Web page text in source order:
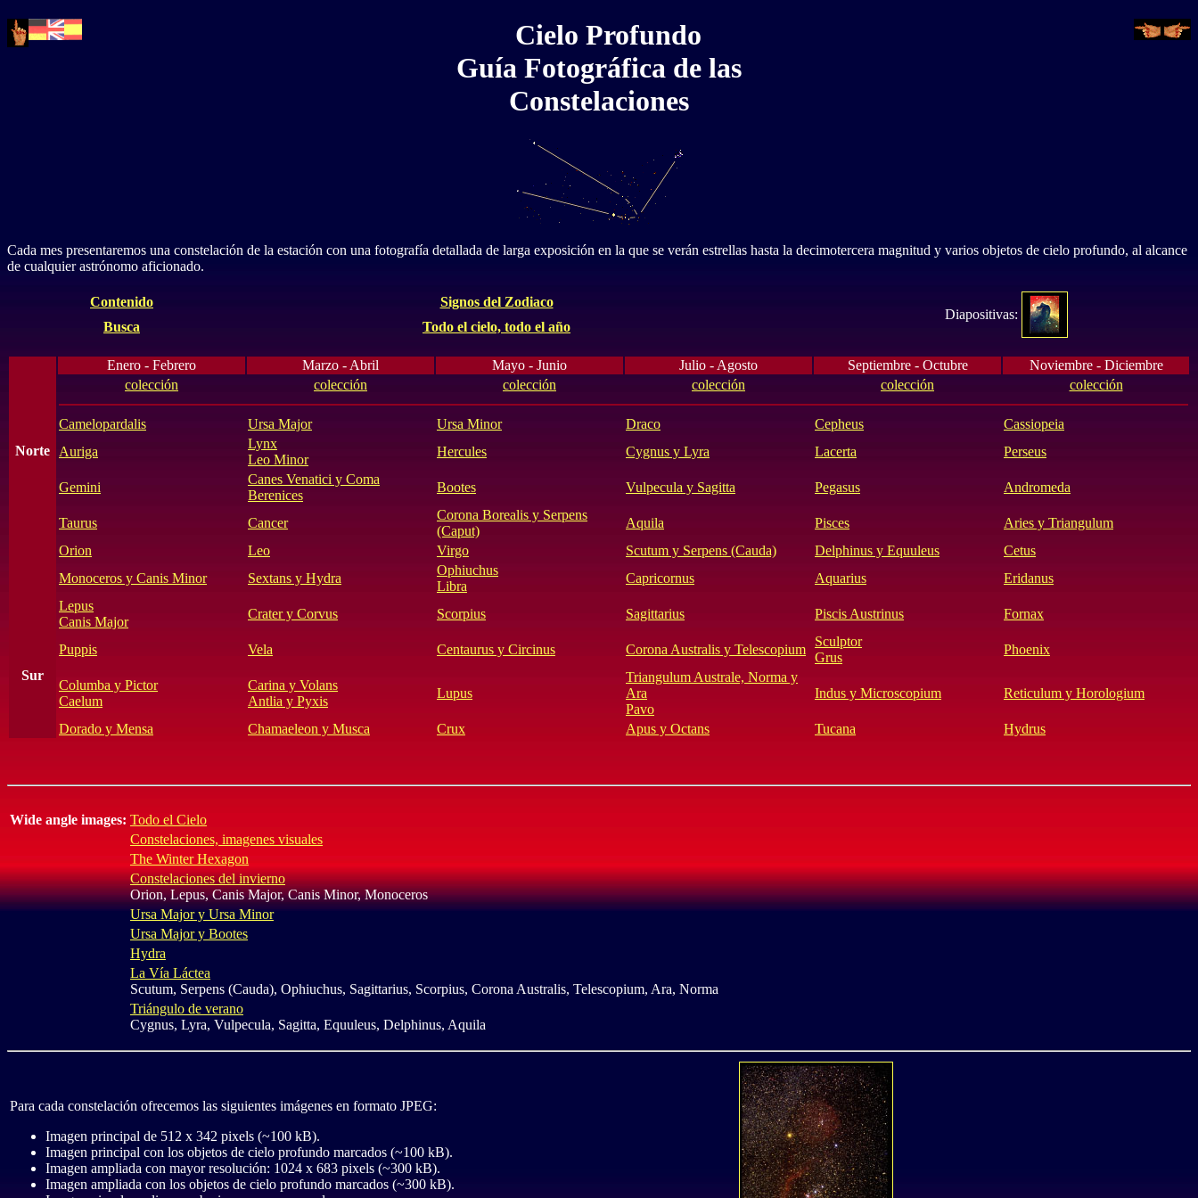
Cielo Profundo
Guía Fotográfica de las
Constelaciones
Cada mes presentaremos una constelación de la estación con una fotografía detallada de larga exposición en la que se verán estrellas hasta la decimotercera magnitud y varios objetos de cielo profundo, al alcance
de cualquier astrónomo aficionado.
Contenido
Signos del Zodiaco
Diapositivas:
Busca
Todo el cielo, todo el año
Norte
Sur
Enero - Febrero Marzo - Abril Mayo - Junio Julio - Agosto Septiembre - Octubre
Noviembre - Diciembre
colección
colección colección colección colección colección
Camelopardalis Ursa Major Ursa Minor Draco Cepheus
Cassiopeia
Auriga
Lynx
Leo Minor
Hercules Cygnus y Lyra Lacerta Perseus
Gemini
Canes Venatici y Coma
Berenices
Bootes Vulpecula y Sagitta Pegasus Andromeda
Taurus Cancer
Corona Borealis y Serpens
(Caput)
Aquila Pisces
Aries y Triangulum
Orion
Leo Virgo Scutum y Serpens (Cauda) Delphinus y Equuleus
Cetus
Monoceros y Canis Minor
Sextans y Hydra
Ophiuchus
Libra
Capricornus Aquarius
Eridanus
Lepus
Canis Major
Crater y Corvus Scorpius Sagittarius Piscis Austrinus Fornax
Puppis Vela Centaurus y Circinus Corona Australis y Telescopium
Sculptor
Grus
Phoenix
Columba y Pictor
Caelum
Carina y Volans
Antlia y Pyxis
Lupus
Triangulum Australe, Norma y
Ara
Pavo
Indus y Microscopium Reticulum y Horologium
Dorado y Mensa Chamaeleon y Musca Crux Apus y Octans Tucana Hydrus
Wide angle images: Todo el Cielo
Constelaciones, imagenes visuales
The Winter Hexagon
Constelaciones del invierno
Orion, Lepus, Canis Major, Canis Minor, Monoceros
Ursa Major y Ursa Minor
Ursa Major y Bootes
Hydra
La Vía Láctea
Scutum, Serpens (Cauda), Ophiuchus, Sagittarius, Scorpius, Corona Australis, Telescopium, Ara, Norma
Triángulo de verano
Cygnus, Lyra, Vulpecula, Sagitta, Equuleus, Delphinus, Aquila
Para cada constelación ofrecemos las siguientes imágenes en formato JPEG:
Imagen principal de 512 x 342 pixels (~100 kB).
Imagen principal con los objetos de cielo profundo marcados (~100 kB).
Imagen ampliada con mayor resolución: 1024 x 683 pixels (~300 kB).
Imagen ampliada con los objetos de cielo profundo marcados (~300 kB).